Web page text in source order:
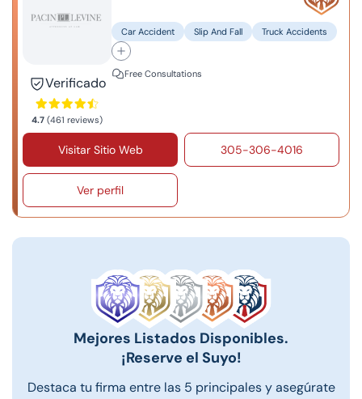
Verificado
4.7 (461 reviews)
Car Accident Slip And Fall Truck Accidents
Free Consultations
Visitar Sitio Web 305-306-4016
Ver perfil
Mejores Listados Disponibles.
¡Reserve el Suyo!
Destaca tu firma entre las 5 principales y asegúrate